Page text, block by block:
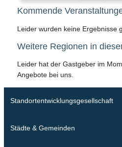
Kommende
Leider wurden keine Ergebnisse
Weitere Regionen in
Leider hat der Gastgeber im
Angebote bei uns.
Standortentwicklungsgesellschaft
Städte & Gemeinden